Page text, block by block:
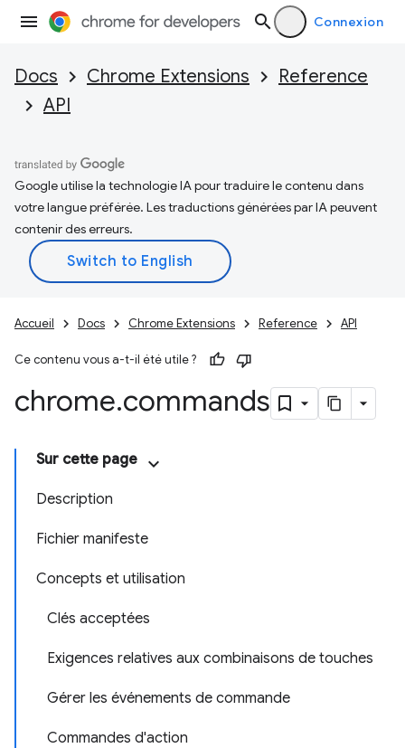
Connexion
Docs Chrome Extensions
Reference
API
Google utilise la technologie IA pour traduire le contenu dans
votre langue préférée. Les traductions générées par IA peuvent
contenir des erreurs.
Accueil Docs Chrome Extensions Reference API
Ce contenu vous a-t-il été utile ?
chrome.commands
Sur cette page
Description
Fichier manifeste
Concepts et utilisation
Clés acceptées
Exigences relatives aux combinaisons de touches
Gérer les événements de commande
Commandes d'action